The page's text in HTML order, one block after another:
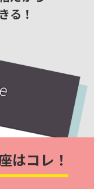
る！
はコレ！